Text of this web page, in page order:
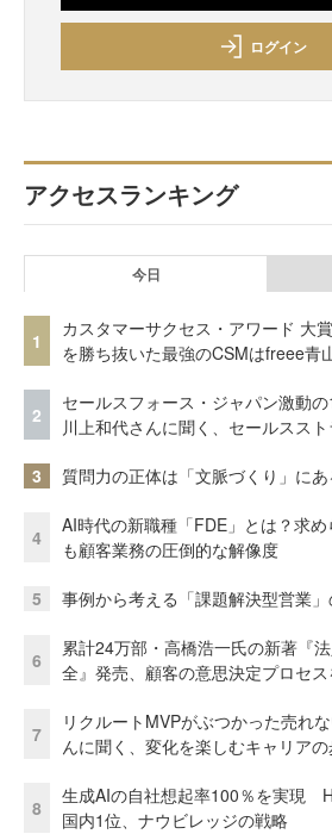
ログイン
アクセスランキング
今日
1
カスタマーサクセス・アワード 大
を勝ち抜いた最強のCSMはfreee青
2
セールスフォース・ジャパン激動の
川上和代さんに聞く、セールスス
3 質問力の正体は「文脈づくり」にあ
4
AI時代の新職種「FDE」とは？求
も顧客業務の圧倒的な解像度
5 事例から考える「課題解決型営業
6
累計24万部・高橋浩一氏の新著『
全』発売、顧客の意思決定プロセ
7
リクルートMVPがぶつかった売れ
んに聞く、変化を楽しむキャリア
8
生成AIの自社想起率100％を実現
国内1位、ナウビレッジの戦略